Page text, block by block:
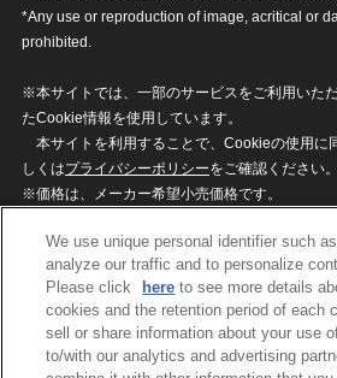
*Any use or reproduction of image, acritical or
prohibited.
※本サイトでは、一部のサービスをご利用いた
たCookie情報を使用しています。
本サイトを利用することで、Cookieの使用に
しくはプライバシーポリシーをご確認ください。
※価格は、メーカー希望小売価格です。
ざいますのでご了承ください。
privacypolicy
Do
ウェブサイトご利用条件
ソー
We use unique personal identifier such
analyze our traffic and to personalize
Please click
here to see more details
cookies and the retention period of each
sell or share information about your use
to/with our analytics and advertising